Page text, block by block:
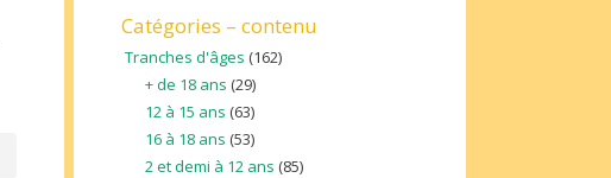
Catégories – contenu
Tranches d'âges (162)
+ de 18 ans (29)
12 à 15 ans (63)
16 à 18 ans (53)
2 et demi à 12 ans (85)